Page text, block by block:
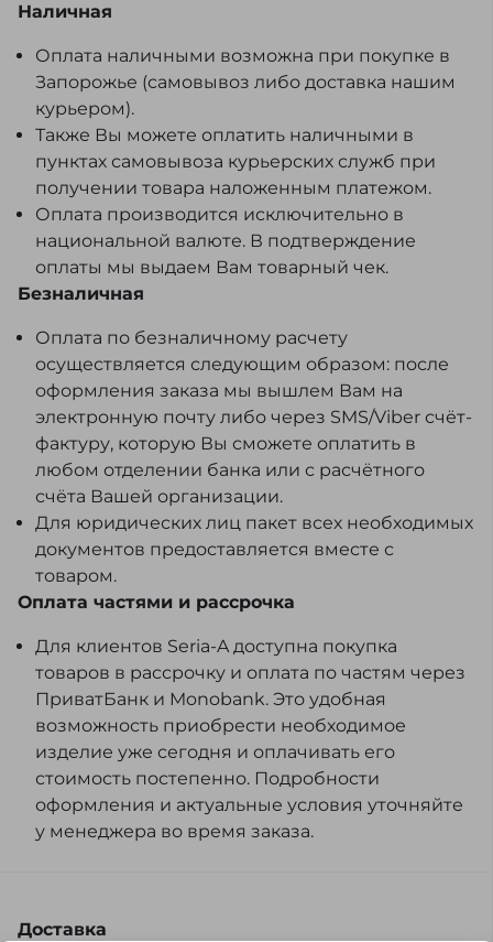
Наличная
Оплата наличными возможна при покупке в
Запорожье (самовывоз либо доставка нашим
курьером).
Также Вы можете оплатить наличными в
пунктах самовывоза курьерских служб при
получении товара наложенным платежом.
Оплата производится исключительно в
национальной валюте. В подтверждение
оплаты мы выдаем Вам товарный чек.
Безналичная
Оплата по безналичному расчету
осуществляется следующим образом: после
оформления заказа мы вышлем Вам на
электронную почту либо через SMS/Viber счёт-
фактуру, которую Вы сможете оплатить в
любом отделении банка или с расчётного
счёта Вашей организации.
Для юридических лиц пакет всех необходимых
документов предоставляется вместе с
товаром.
Оплата частями и рассрочка
Для клиентов Seria-A доступна покупка
товаров в рассрочку и оплата по частям через
ПриватБанк и Monobank. Это удобная
возможность приобрести необходимое
изделие уже сегодня и оплачивать его
стоимость постепенно. Подробности
оформления и актуальные условия уточняйте
у менеджера во время заказа.
Доставка